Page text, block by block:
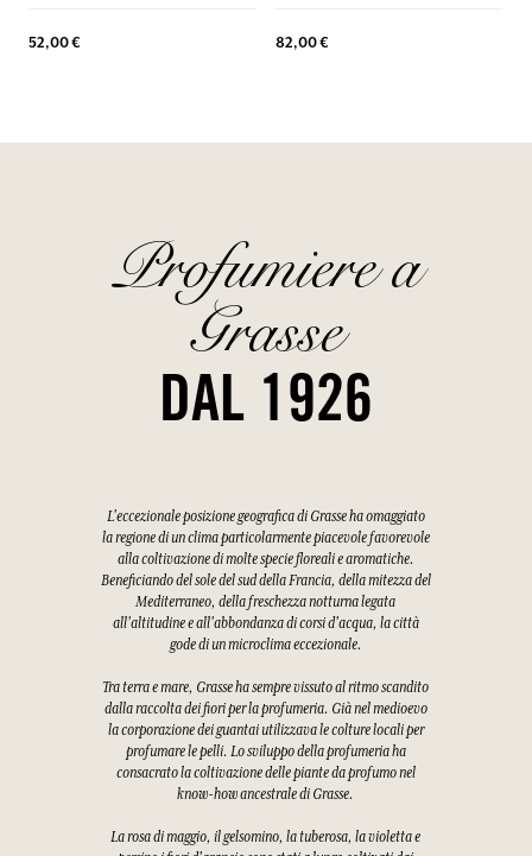
52,00 € 82,00 €
Profumiere a
Grasse
DAL 1926
L'eccezionale posizione geografica di Grasse ha omaggiato
la regione di un clima particolarmente piacevole favorevole
alla coltivazione di molte specie floreali e aromatiche.
Beneficiando del sole del sud della Francia, della mitezza del
Mediterraneo, della freschezza notturna legata
all'altitudine e all'abbondanza di corsi d'acqua, la città
gode di un microclima eccezionale.
Tra terra e mare, Grasse ha sempre vissuto al ritmo scandito
dalla raccolta dei fiori per la profumeria. Già nel medioevo
la corporazione dei guantai utilizzava le colture locali per
profumare le pelli. Lo sviluppo della profumeria ha
consacrato la coltivazione delle piante da profumo nel
know-how ancestrale di Grasse.
La rosa di maggio, il gelsomino, la tuberosa, la violetta e